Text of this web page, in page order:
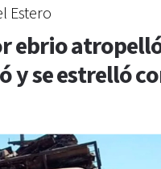
Estero
ebrio
y se estrelló